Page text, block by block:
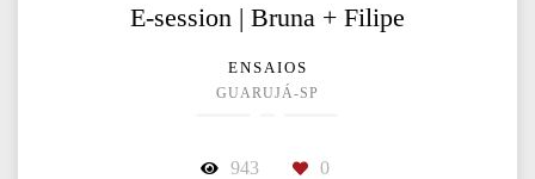
E-session | Bruna + Filipe
ENSAIOS
GUARUJÁ-SP
943 0